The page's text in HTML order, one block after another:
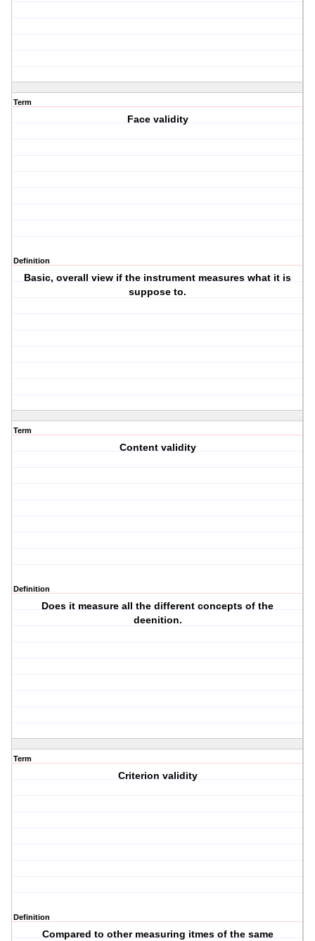
Term
Face validity
Definition
Basic, overall view if the instrument measures what it is
suppose to.
Term
Content validity
Definition
Does it measure all the different concepts of the
deenition.
Term
Criterion validity
Definition
Compared to other measuring itmes of the same